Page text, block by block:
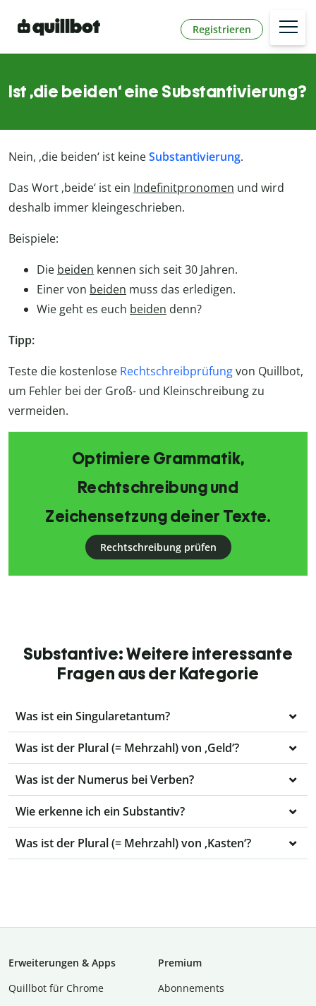
Registrieren
Ist ‚die beiden‘ eine Substantivierung?
Nein, ‚die beiden‘ ist keineSubstantivierung.
Das Wort ‚beide‘ ist ein Indefinitpronomen und wird
deshalb immer kleingeschrieben.
Beispiele:
Die beiden kennen sich seit 30 Jahren.
Einer von beiden muss das erledigen.
Wie geht es euch beiden denn?
Tipp:
Teste die kostenlose Rechtschreibprüfungvon Quillbot,
um Fehler bei der Groß- und Kleinschreibung zu
vermeiden.
Optimiere Grammatik,
Rechtschreibung und
Zeichensetzung deiner Texte.
Rechtschreibung prüfen
Substantive: Weitere interessante
Fragen aus der Kategorie
Was ist ein Singularetantum?
Was ist der Plural (= Mehrzahl) von ‚Geld‘?
Was ist der Numerus bei Verben?
Wie erkenne ich ein Substantiv?
Was ist der Plural (= Mehrzahl) von ‚Kasten‘?
Erweiterungen & Apps
Quillbot für Chrome
Premium
Abon­ne­ments